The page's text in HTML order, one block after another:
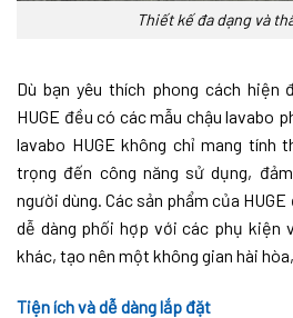
Thiết kế đa dạng và
Dù bạn yêu thích phong cách hiện
HUGE đều có các mẫu chậu lavabo
lavabo HUGE không chỉ mang tính
trọng đến công năng sử dụng,
người dùng. Các sản phẩm của
dễ dàng phối hợp với các phụ kiện
khác, tạo nên một không gian hài
Tiện ích và dễ dàng lắp đặt